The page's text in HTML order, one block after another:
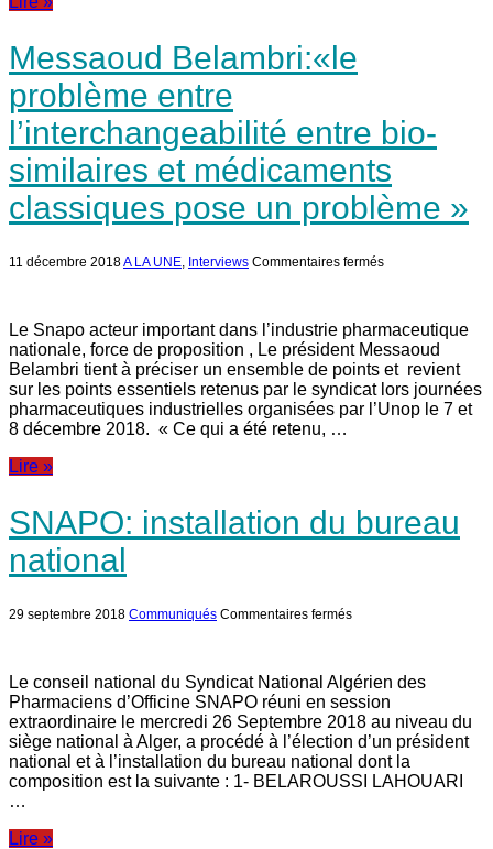
Messaoud Belambri:«le
problème entre
l’interchangeabilité entre bio-
similaires et médicaments
classiques pose un problème »
11 décembre 2018A LA UNE, Interviews Commentaires ferméssur
entre
entre
bio-
similaires
et
médicaments
Le Snapo acteur important dans l’industrie pharmaceutique
nationale, force de proposition , Le président Messaoud
Belambri tient à préciser un ensemble de points et revient
sur les points essentiels retenus par le syndicat lors journées
pharmaceutiques industrielles organisées par l’Unop le 7 et
8 décembre 2018. « Ce qui a été retenu, …
Lire »
SNAPO: installation du bureau
national
29 septembre 2018 Communiqués Commentaires ferméssur
bureau
national
Le conseil national du Syndicat National Algérien des
Pharmaciens d’Officine SNAPO réuni en session
extraordinaire le mercredi 26 Septembre 2018 au niveau du
siège national à Alger, a procédé à l’élection d’un président
national et à l’installation du bureau national dont la
composition est la suivante : 1- BELAROUSSI LAHOUARI
…
Lire »